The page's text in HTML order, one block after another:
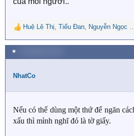
R
e
a
c
i
n
:
Huệ Lê Thị, Tiểu Đan, Nguyễn Ngọc Nguyên
★
NhatCo
Nếu có thể dùng một thứ để ngăn
xấu thì mình nghĩ đó là tờ giấy.